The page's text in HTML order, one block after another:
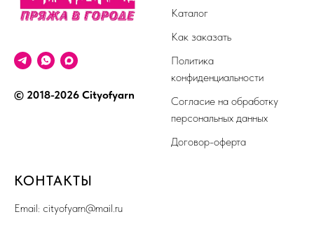
© 2018-2026 Cityofyarn
Каталог
Как заказать
Политика
конфиденциальности
Согласие на обработку
персональных данных
Договор-оферта
КОНТАКТЫ
Email: cityofyarn@mail.ru